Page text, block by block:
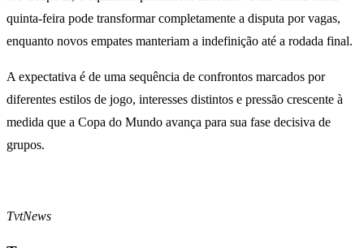
quinta-feira pode transformar completamente a disputa por vagas,
enquanto novos empates manteriam a indefinição até a rodada final.
A expectativa é de uma sequência de confrontos marcados por
diferentes estilos de jogo, interesses distintos e pressão crescente à
medida que a Copa do Mundo avança para sua fase decisiva de
grupos.
TvtNews